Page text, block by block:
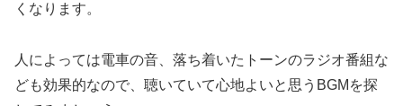
くなります。
人によっては電車の音、落ち着いたトーンのラジオ番組な
ども効果的なので、聴いていて心地よいと思うBGMを探